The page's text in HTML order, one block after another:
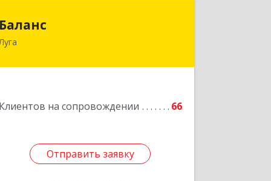
Баланс
Луга
Клиентов на сопровождении 66
Отправить заявку
Отправить заявку